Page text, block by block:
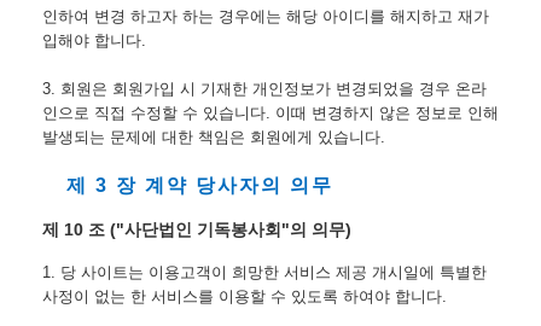
인하여 변경 하고자 하는 경우에는 해당 아이디를 해지하고 재가
입해야 합니다.
3. 회원은 회원가입 시 기재한 개인정보가 변경되었을 경우 온라
인으로 직접 수정할 수 있습니다. 이때 변경하지 않은 정보로 인해
발생되는 문제에 대한 책임은 회원에게 있습니다.
제 3 장 계약 당사자의 의무
제 10 조 ("사단법인 기독봉사회"의 의무)
1. 당 사이트는 이용고객이 희망한 서비스 제공 개시일에 특별한
사정이 없는 한 서비스를 이용할 수 있도록 하여야 합니다.